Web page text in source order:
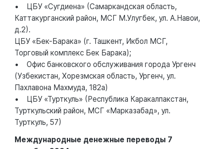
• ЦБУ «Сугдиена» (Самаркандская область,
Каттакурганский район, МСГ М.Улугбек, ул. А.Навои,
д.2).
ЦБУ «Бек-Барака» (г. Ташкент, Икбол МСГ,
Торговый комплекс Бек Барака);
• Офис банковского обслуживания города Ургенч
(Узбекистан, Хорезмская область, Ургенч, ул.
Пахлавона Махмуда, 182а)
• ЦБУ «Турткуль» (Республика Каракалпакстан,
Турткульский район, МСГ «Марказабад», ул.
Турткуль, 57)
Международные денежные переводы 7